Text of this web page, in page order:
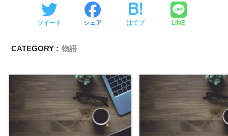
ツイート シェア はてブ LINE
CATEGORY : 物語